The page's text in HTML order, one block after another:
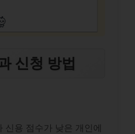
신청 방법
신용 점수가 낮은 개인에